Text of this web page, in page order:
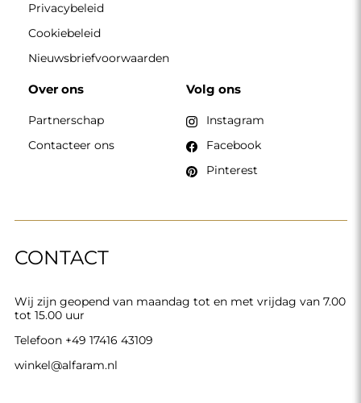
CONTACT
Wij zijn geopend van maandag tot en met vrijdag van 7.00
tot 15.00 uur
Telefoon +49 17416 43109
winkel@alfaram.nl
Privacybeleid
Cookiebeleid
Nieuwsbriefvoorwaarden
Over ons
Partnerschap
Contacteer ons
Volg ons
Instagram
Facebook
Pinterest